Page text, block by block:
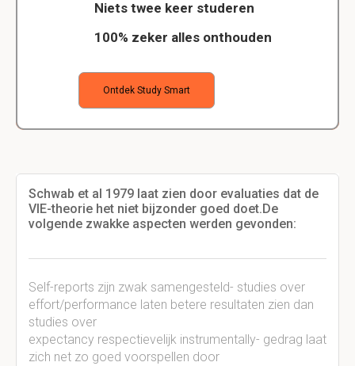
Niets twee keer studeren
100% zeker alles onthouden
Ontdek Study Smart
Schwab et al 1979 laat zien door evaluaties dat de
VIE-theorie het niet bijzonder goed doet.De
volgende zwakke aspecten werden gevonden:
Self-reports zijn zwak samengesteld- studies over
effort/performance laten betere resultaten zien dan
studies over
expectancy respectievelijk instrumentally- gedrag laat
zich net zo goed voorspellen door